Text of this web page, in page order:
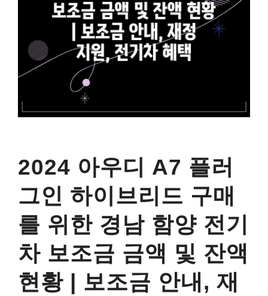
2024 아우디 A7 플러
그인 하이브리드 구매
를 위한 경남 함양 전기
차 보조금 금액 및 잔액
현황 | 보조금 안내, 재